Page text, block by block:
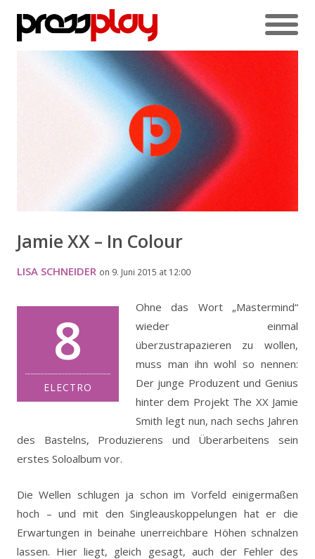
Jamie XX – In Colour
LISA SCHNEIDER on 9. Juni 2015 at 12:00
8
ELECTRO
Ohne das Wort „Mastermind“
wieder einmal
überzustrapazieren zu wollen,
muss man ihn wohl so nennen:
Der junge Produzent und Genius
hinter dem Projekt The XX Jamie
Smith legt nun, nach sechs Jahren
des Bastelns, Produzierens und Überarbeitens sein
erstes Soloalbum vor.
Die Wellen schlugen ja schon im Vorfeld einigermaßen
hoch – und mit den Singleauskoppelungen hat er die
Erwartungen in beinahe unerreichbare Höhen schnalzen
lassen. Hier liegt, gleich gesagt, auch der Fehler des